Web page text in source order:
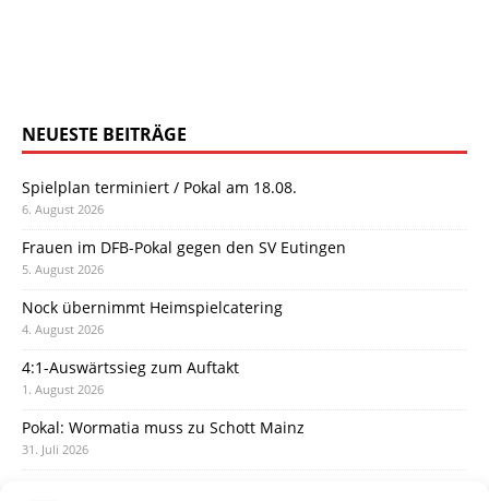
NEUESTE BEITRÄGE
Spielplan terminiert / Pokal am 18.08.
6. August 2026
Frauen im DFB-Pokal gegen den SV Eutingen
5. August 2026
Nock übernimmt Heimspielcatering
4. August 2026
4:1-Auswärtssieg zum Auftakt
1. August 2026
Pokal: Wormatia muss zu Schott Mainz
31. Juli 2026